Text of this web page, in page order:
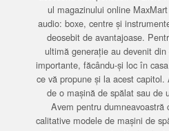
ul magazinului online
audio: boxe, centre și
deosebit de avantajoase.
ultimă generație au devenit
importante, făcându-și loc în
ce vă propune și la acest
de o mașină de spălat sau de
Avem pentru dumneavoastră
calitative modele de mașini de